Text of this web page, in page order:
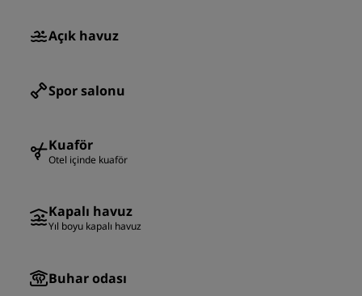
Açık havuz
Spor salonu
Kuaför
Otel içinde kuaför
Kapalı havuz
Yıl boyu kapalı havuz
Buhar odası